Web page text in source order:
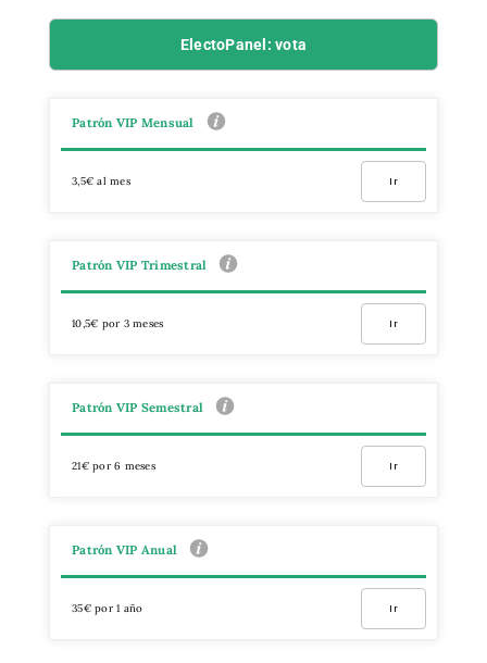
ElectoPanel: vota
Patrón VIP Mensual
3,5€ al mes Ir
Patrón VIP Trimestral
10,5€ por 3 meses Ir
Patrón VIP Semestral
21€ por 6 meses Ir
Patrón VIP Anual
35€ por 1 año Ir